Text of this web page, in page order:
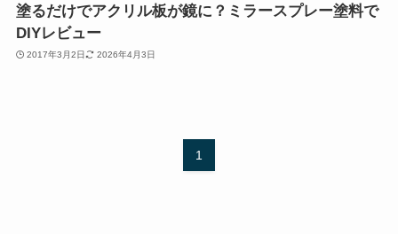
塗るだけでアクリル板が鏡に？ミラースプレー塗料で
DIYレビュー
2017年3月2日 2026年4月3日
1